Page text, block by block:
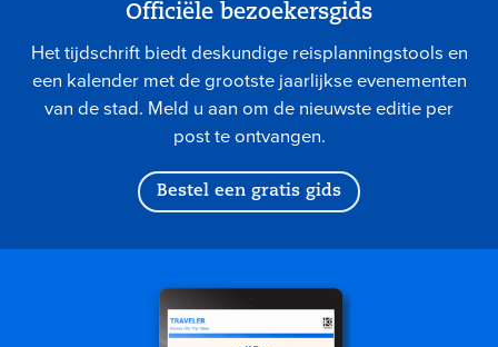
Officiële bezoekersgids
Het tijdschrift biedt deskundige reisplanningstools en
een kalender met de grootste jaarlijkse evenementen
van de stad. Meld u aan om de nieuwste editie per
post te ontvangen.
Bestel een gratis gids